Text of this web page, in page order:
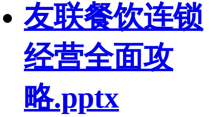
友联餐饮连锁
经营全面攻
略.pptx